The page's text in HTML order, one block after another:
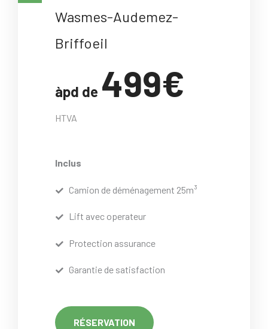
Wasmes-Audemez-
Briffoeil
àpd de 499€
HTVA
Inclus
Camion de déménagement 25m³
Lift avec operateur
Protection assurance
Garantie de satisfaction
RÉSERVATION